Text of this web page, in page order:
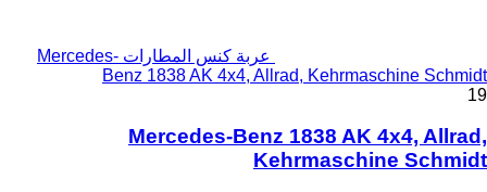
عربة كنس المطارات Mercedes-
Benz 1838 AK 4x4, Allrad, Kehrmaschine Schmidt
19
Mercedes-Benz 1838 AK 4x4, Allrad,
Kehrmaschine Schmidt